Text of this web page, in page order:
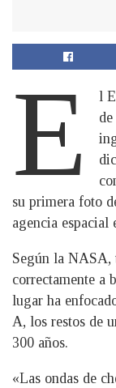
E
l
su primera foto
agencia espacial
Según la NASA,
correctamente a
lugar ha
A, los restos de
300 años.
«Las ondas de